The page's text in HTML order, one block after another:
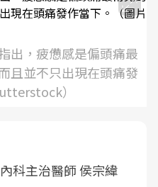
出，疲憊感是偏頭痛最
且並不只出現在頭痛發
）
科主治醫師 侯宗緯